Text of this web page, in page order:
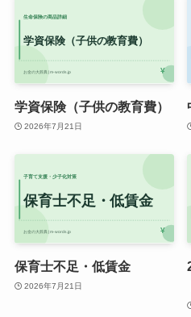
学資保険（子供の教育費）
2026年7月21日
保育士不足・低賃金
2026年7月21日